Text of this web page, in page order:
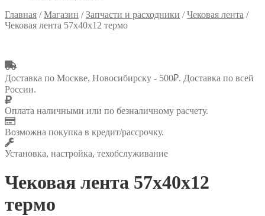
Главная /Магазин /Запчасти и расходники /Чековая лента /
Чековая лента 57х40х12 термо
Доставка по Москве, Новосибирску - 500₽. Доставка по всей
России.
Оплата наличными или по безналичному расчету.
Возможна покупка в кредит/рассрочку.
Установка, настройка, техобслуживание
Чековая лента 57х40х12
термо